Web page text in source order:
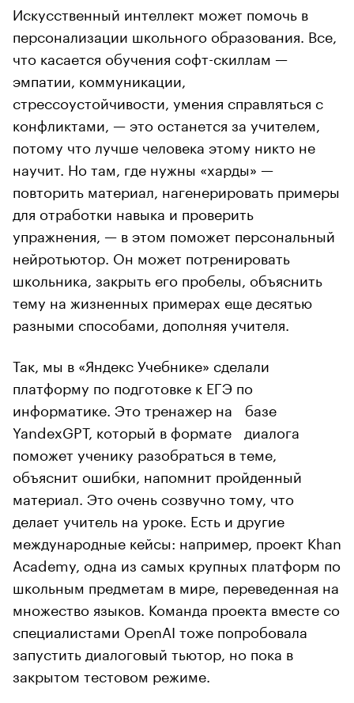
Искусственный интеллект может помочь в
персонализации школьного образования. Все,
что касается обучения софт-скиллам —
эмпатии, коммуникации,
стрессоустойчивости, умения справляться с
конфликтами, — это останется за учителем,
потому что лучше человека этому никто не
научит. Но там, где нужны «харды» —
повторить материал, нагенерировать примеры
для отработки навыка и проверить
упражнения, — в этом поможет персональный
нейротьютор. Он может потренировать
школьника, закрыть его пробелы, объяснить
тему на жизненных примерах еще десятью
разными способами, дополняя учителя.
Так, мы в «Яндекс Учебнике» сделали
платформу по подготовке к ЕГЭ по
информатике. Это тренажер на базе
YandexGPT, который в формате диалога
поможет ученику разобраться в теме,
объяснит ошибки, напомнит пройденный
материал. Это очень созвучно тому, что
делает учитель на уроке. Есть и другие
международные кейсы: например, проект Khan
Academy, одна из самых крупных платформ по
школьным предметам в мире, переведенная на
множество языков. Команда проекта вместе со
специалистами OpenAI тоже попробовала
запустить диалоговый тьютор, но пока в
закрытом тестовом режиме.